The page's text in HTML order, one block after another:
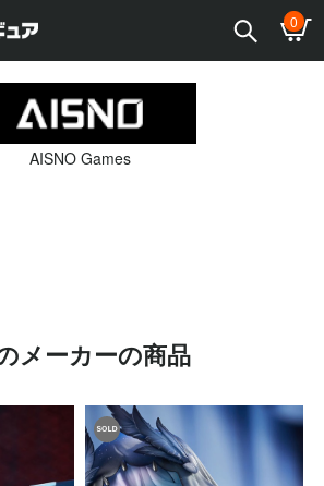
0
AISNO Games
メーカーの商品